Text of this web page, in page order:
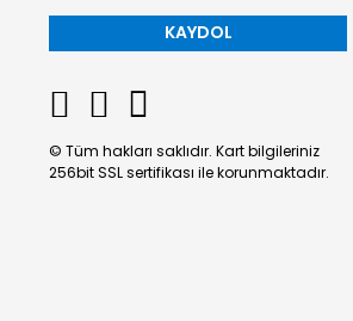
KAYDOL
© Tüm hakları saklıdır. Kart bilgileriniz
256bit SSL sertifikası ile korunmaktadır.